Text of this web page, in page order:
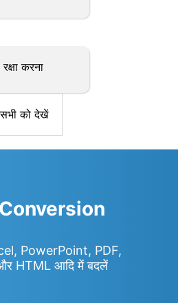
रक्षा करना
सभी को देखें
PowerPoint, PDF,
HTML आदि में बदलें